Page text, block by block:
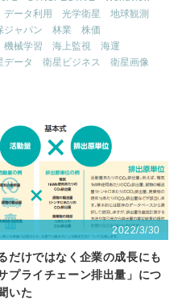
データ利用 光学衛星
地球観測
ジャパン 林業
株価
機械学習 海上監視
海運
データ 衛星ビジネス
衛星画像
2022/3/30
だけではなく企業の成長にも
ライチェーン排出量」につ
いた